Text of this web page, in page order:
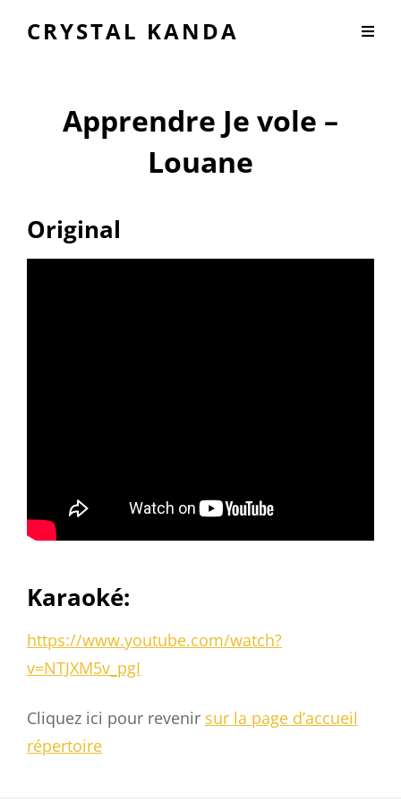
CRYSTAL KANDA
Apprendre Je vole –
Louane
Original
Karaoké:
https://www.youtube.com/watch?
v=NTJXM5v_pgI
Cliquez ici pour revenir sur la page d’accueil
répertoire